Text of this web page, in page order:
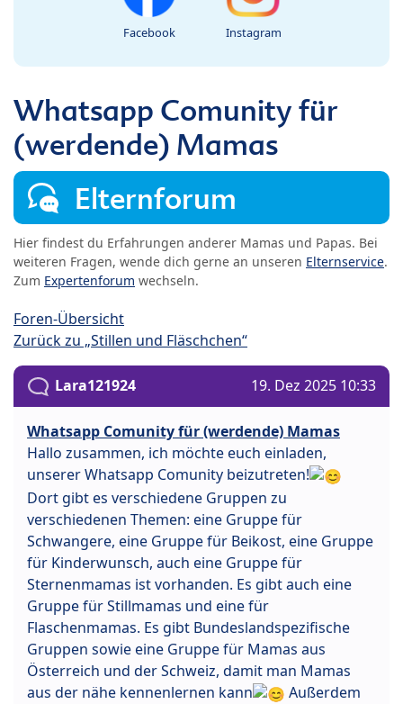
Facebook Instagram
Whatsapp Comunity für
(werdende) Mamas
Elternforum
Hier findest du Erfahrungen anderer Mamas und Papas. Bei
weiteren Fragen, wende dich gerne an unseren Elternservice.
Zum Expertenforum wechseln.
Foren-Übersicht
Zurück zu „Stillen und Fläschchen“
Lara121924 19. Dez 2025 10:33
Whatsapp Comunity für (werdende) Mamas
Hallo zusammen, ich möchte euch einladen,
unserer Whatsapp Comunity beizutreten!
Dort gibt es verschiedene Gruppen zu
verschiedenen Themen: eine Gruppe für
Schwangere, eine Gruppe für Beikost, eine Gruppe
für Kinderwunsch, auch eine Gruppe für
Sternenmamas ist vorhanden. Es gibt auch eine
Gruppe für Stillmamas und eine für
Flaschenmamas. Es gibt Bundeslandspezifische
Gruppen sowie eine Gruppe für Mamas aus
Österreich und der Schweiz, damit man Mamas
aus der nähe kennenlernen kann
Außerdem